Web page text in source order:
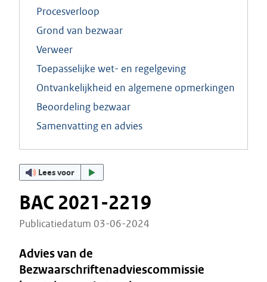
Procesverloop
Grond van bezwaar
Verweer
Toepasselijke wet- en regelgeving
Ontvankelijkheid en algemene opmerkingen
Beoordeling bezwaar
Samenvatting en advies
Lees voor
BAC 2021-2219
Publicatiedatum 03-06-2024
Advies van de
Bezwaarschriftenadviescommissie